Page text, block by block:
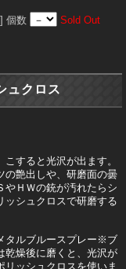
個数 Sold Out
ュクロス
すると光沢が出ます。
の艶出しや、研磨面の曇
やＨＷの銃が汚れたらシ
ッシュクロスで研磨する
タルブルースプレー※ブ
乾燥後に磨くと、光沢が
ッシュクロスを使いま